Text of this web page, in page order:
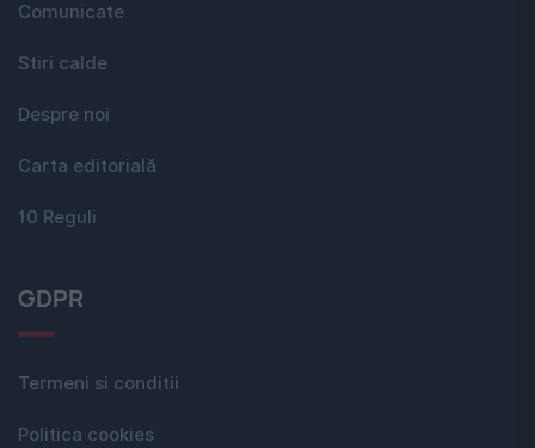
Comunicate
Stiri calde
Despre noi
Carta editorială
10 Reguli
GDPR
Termeni si conditii
Politica cookies